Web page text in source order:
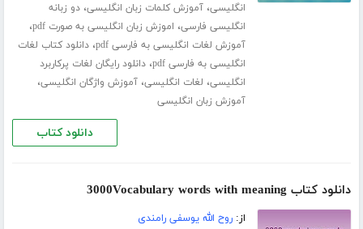
انگلیسی،آموزش کلمات زبان انگلیسی،دو زبانه
انگلیسی فارسی، اموزش زبان انگلیسی به صورت pdf ،
آموزش لغات انگلیسی به فارسی pdf ،دانلود کتاب لغات
انگلیسی به فارسی pdf
،دانلود رایگان لغات پرکاربرد
انگلیسی، لغات انگلیسی،آموزش واژگان انگلیسی،
آموزش زبان انگلیسی
دانلود کتاب
دانلود کتاب 3000Vocabulary words with meaning
از:روح الله یوسفی رامندی